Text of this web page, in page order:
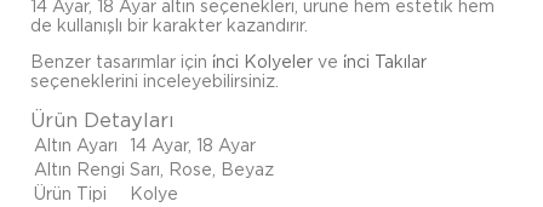
14 Ayar, 18 Ayar altın seçenekleri, ürüne hem estetik hem
de kullanışlı bir karakter kazandırır.
Benzer tasarımlar için i̇nci Kolyeler ve i̇nci Takılar
seçeneklerini inceleyebilirsiniz.
Ürün Detayları
Altın Ayarı
14 Ayar, 18 Ayar
Altın Rengi Sarı, Rose, Beyaz
Ürün Tipi
Kolye